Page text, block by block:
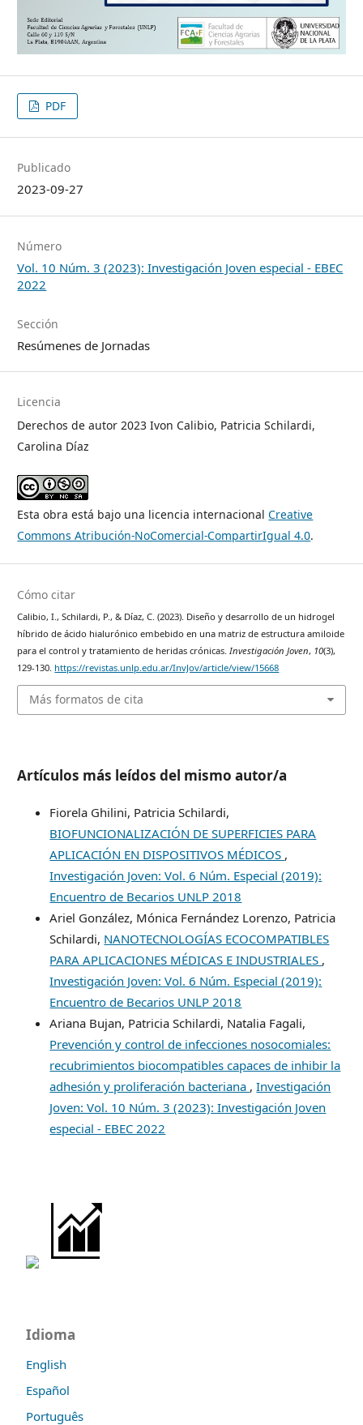
PDF
Publicado
2023-09-27
Número
Vol. 10 Núm. 3 (2023): Investigación Joven especial - EBEC
2022
Sección
Resúmenes de Jornadas
Licencia
Derechos de autor 2023 Ivon Calibio, Patricia Schilardi,
Carolina Díaz
Esta obra está bajo una licencia internacionalCreative
Commons Atribución-NoComercial-CompartirIgual 4.0.
Cómo citar
Calibio, I., Schilardi, P., & Díaz, C. (2023). Diseño y desarrollo de un hidrogel
híbrido de ácido hialurónico embebido en una matriz de estructura amiloide
para el control y tratamiento de heridas crónicas. Investigación Joven, 10(3),
129-130. https://revistas.unlp.edu.ar/InvJov/article/view/15668
Más formatos de cita
Artículos más leídos del mismo autor/a
Fiorela Ghilini, Patricia Schilardi,
BIOFUNCIONALIZACIÓN DE SUPERFICIES PARA
APLICACIÓN EN DISPOSITIVOS MÉDICOS ,
Investigación Joven: Vol. 6 Núm. Especial (2019):
Encuentro de Becarios UNLP 2018
Ariel González, Mónica Fernández Lorenzo, Patricia
Schilardi, NANOTECNOLOGÍAS ECOCOMPATIBLES
PARA APLICACIONES MÉDICAS E INDUSTRIALES ,
Investigación Joven: Vol. 6 Núm. Especial (2019):
Encuentro de Becarios UNLP 2018
Ariana Bujan, Patricia Schilardi, Natalia Fagali,
Prevención y control de infecciones nosocomiales:
recubrimientos biocompatibles capaces de inhibir la
adhesión y proliferación bacteriana ,Investigación
Joven: Vol. 10 Núm. 3 (2023): Investigación Joven
especial - EBEC 2022
Idioma
English
Español
Português